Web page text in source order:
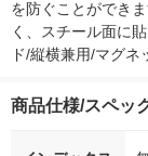
を防ぐことができ
く、スチール面に
ド/縦横兼用/マグネ
商品仕様/スペッ